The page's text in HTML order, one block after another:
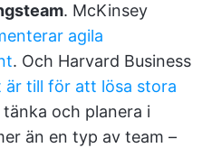
. McKinsey
agila
. Och Harvard Business
är till för att lösa stora
och planera i
än en typ av team –